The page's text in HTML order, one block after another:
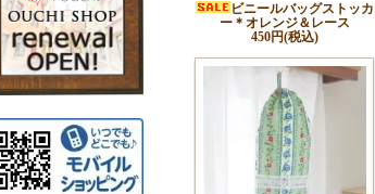
ビニールバッグストッカ
ー＊オレンジ＆レース
450円(税込)